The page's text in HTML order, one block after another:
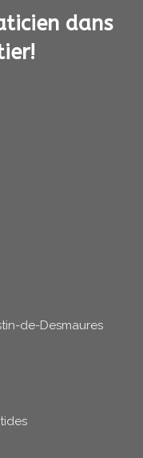
dans
de-Desmaures